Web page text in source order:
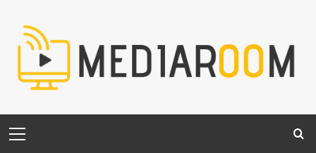
content
Menu